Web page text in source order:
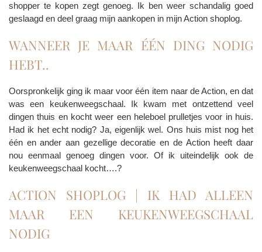
shopper te kopen zegt genoeg. Ik ben weer schandalig goed
geslaagd en deel graag mijn aankopen in mijn Action shoplog.
WANNEER JE MAAR ÉÉN DING NODIG
HEBT..
Oorspronkelijk ging ik maar voor één item naar de Action, en dat
was een keukenweegschaal. Ik kwam met ontzettend veel
dingen thuis en kocht weer een heleboel prulletjes voor in huis.
Had ik het echt nodig? Ja, eigenlijk wel. Ons huis mist nog het
één en ander aan gezellige decoratie en de Action heeft daar
nou eenmaal genoeg dingen voor. Of ik uiteindelijk ook de
keukenweegschaal kocht….?
ACTION SHOPLOG | IK HAD ALLEEN
MAAR EEN KEUKENWEEGSCHAAL
NODIG